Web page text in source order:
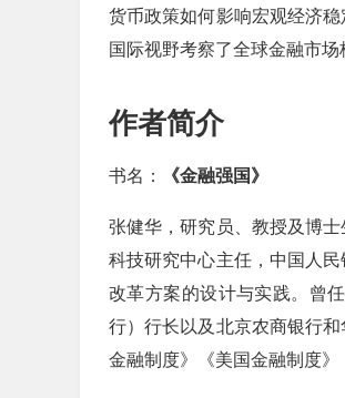
货币政策如何影响宏观经济
国际视野考察了全球金融市场
作者简介
书名： 《金融强国》
张健华，研究员、教授及博
科技研究中心主任，中国人
改革方案的设计与实践。曾
行）行长以及北京农商银行
金融制度》《美国金融制度》